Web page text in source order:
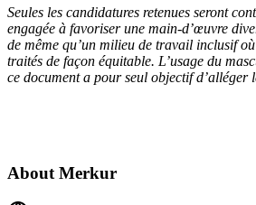
Seules les candidatures retenues seront
engagée à favoriser une main-d’œuvre
de même qu’un milieu de travail inclusif
traités de façon équitable. L’usage du
ce document a pour seul objectif d’alléger
About Merkur